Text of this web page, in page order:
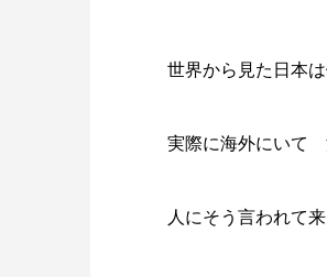
世界から見た日本
実際に海外にいて
人にそう言われて来